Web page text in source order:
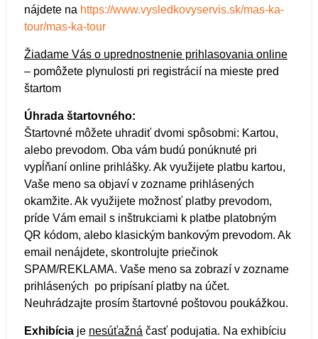
nájdete na https://www.vysledkovyservis.sk/mas-ka-
tour/mas-ka-tour
Žiadame Vás o uprednostnenie prihlasovania online
– pomôžete plynulosti pri registrácií na mieste pred
štartom
Úhrada štartovného:
Štartovné môžete uhradiť dvomi spôsobmi: Kartou,
alebo prevodom. Oba vám budú ponúknuté pri
vypĺňaní online prihlášky. Ak využijete platbu kartou,
Vaše meno sa objaví v zozname prihlásených
okamžite. Ak využijete možnosť platby prevodom,
príde Vám email s inštrukciami k platbe platobným
QR kódom, alebo klasickým bankovým prevodom. Ak
email nenájdete, skontrolujte priečinok
SPAM/REKLAMA. Vaše meno sa zobrazí v zozname
prihlásených po pripísaní platby na účet.
Neuhrádzajte prosím štartovné poštovou poukážkou.
Exhibícia je nesúťažná časť podujatia. Na exhibíciu